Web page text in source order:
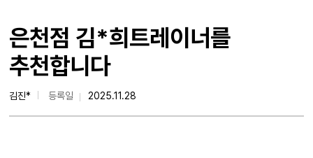
은천점 김*희트레이너를
추천합니다
김진* 등록일 2025.11.28